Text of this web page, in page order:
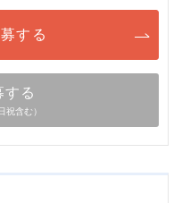
する
する
祝含む）